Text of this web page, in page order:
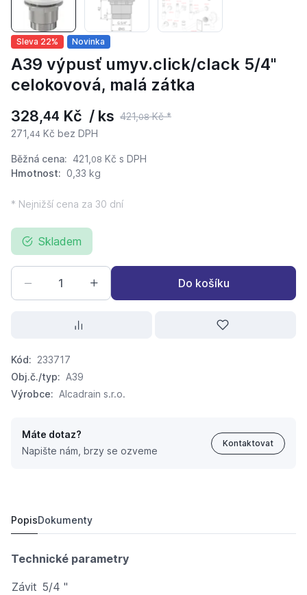
Sleva 22% Novinka
A39 výpusť umyv.click/clack 5/4"
celokovová, malá zátka
328,44 Kč / ks 421,08Kč *
271, 44 Kč bez DPH
Běžná cena: 421, 08 Kč s DPH
Hmotnost: 0,33 kg
* Nejnižší cena za 30 dní
Skladem
Do košíku
Kód: 233717
Obj.č./typ: A39
Výrobce: Alcadrain s.r.o.
Máte dotaz?
Napište nám, brzy se ozveme
Kontaktovat
PopisDokumenty
Technické parametry
Závit 5/4 "